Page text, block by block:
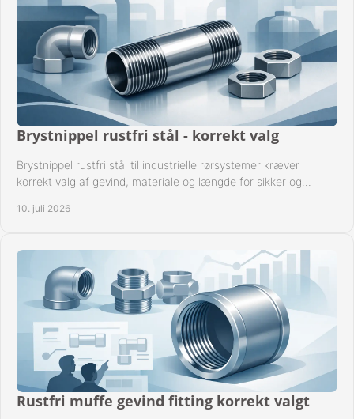
Brystnippel rustfri stål - korrekt valg
Brystnippel rustfri stål til industrielle rørsystemer kræver
korrekt valg af gevind, materiale og længde for sikker og
10. juli 2026
Rustfri muffe gevind fitting korrekt valgt